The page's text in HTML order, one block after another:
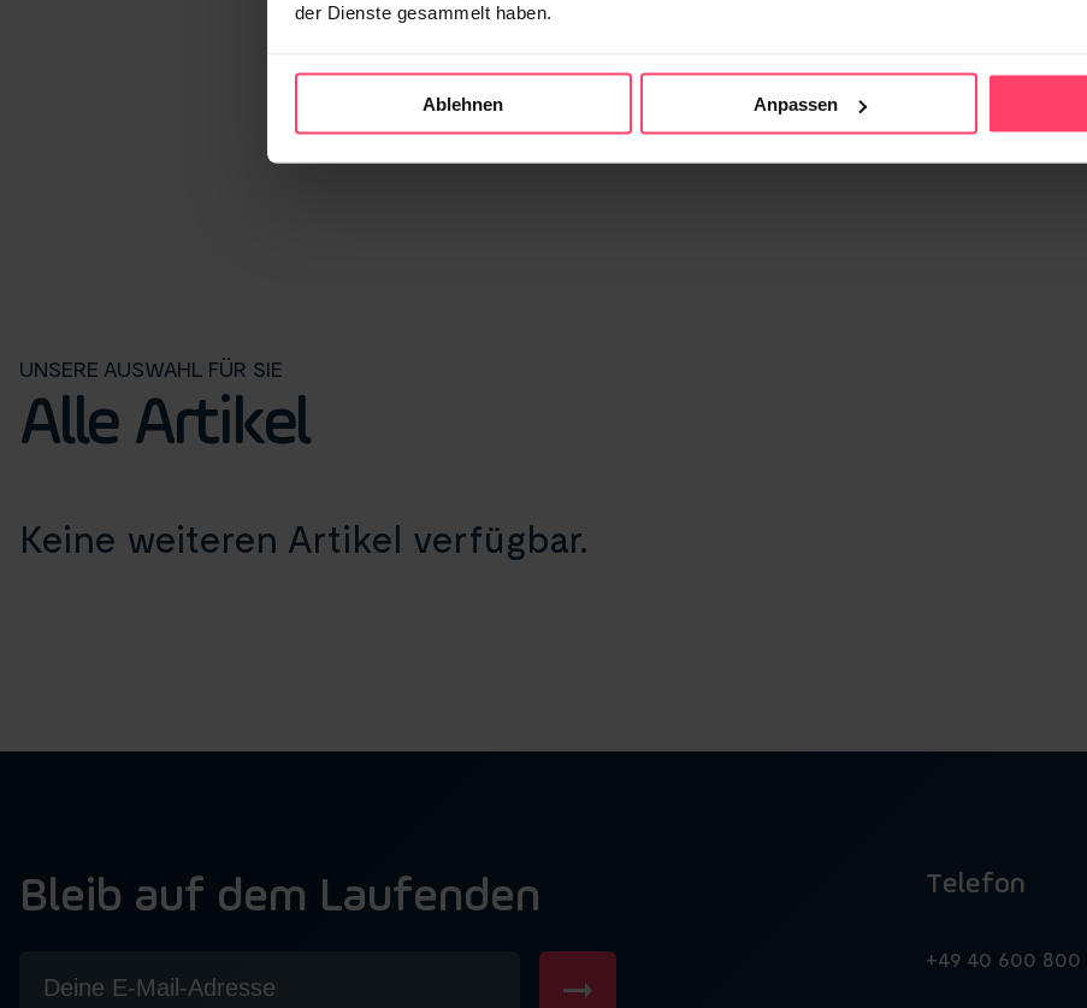
der Dienste gesammelt haben.
Ablehnen Anpassen
UNSERE AUSWAHL FÜR SIE
Alle Artikel
Keine weiteren Artikel verfügbar.
Bleib auf dem Laufenden Telefon
+49 40 600 800